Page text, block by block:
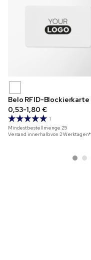
Belo RFID-Blockierkarte
0,53-1,80 €
1
Mindestbestellmenge25
Versand innerhalb von 2 Werktagen*